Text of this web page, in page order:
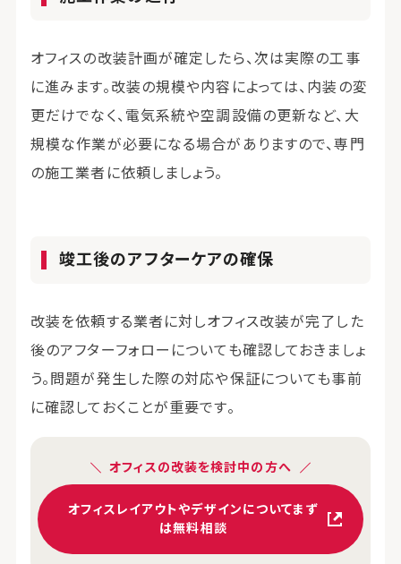
オフィスの改装計画が確定したら、次は実際の工事
に進みます。改装の規模や内容によっては、内装の変
更だけでなく、電気系統や空調設備の更新など、大
規模な作業が必要になる場合がありますので、専門
の施工業者に依頼しましょう。
竣工後のアフターケアの確保
改装を依頼する業者に対しオフィス改装が完了した
後のアフターフォローについても確認しておきましょ
う。問題が発生した際の対応や保証についても事前
に確認しておくことが重要です。
オフィスの改装を検討中の方へ
オフィスレイアウトやデザインについてまず
は無料相談